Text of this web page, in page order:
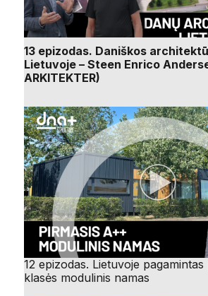
13 epizodas. Daniškos
Lietuvoje – Steen Enrico
ARKITEKTER)
12 epizodas. Lietuvoje
klasės modulinis namas